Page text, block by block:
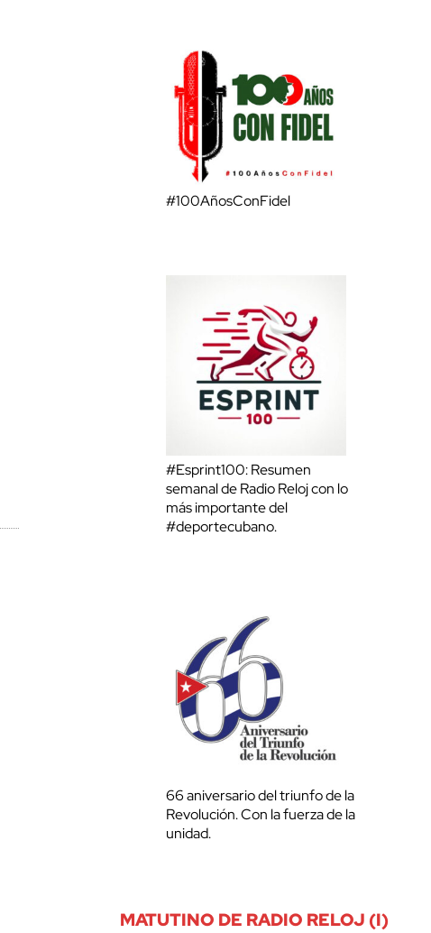
#100AñosConFidel
#Esprint100: Resumen
semanal de Radio Reloj con lo
más importante del
#deportecubano.
66 aniversario del triunfo de la
Revolución. Con la fuerza de la
unidad.
MATUTINO DE RADIO RELOJ (I)